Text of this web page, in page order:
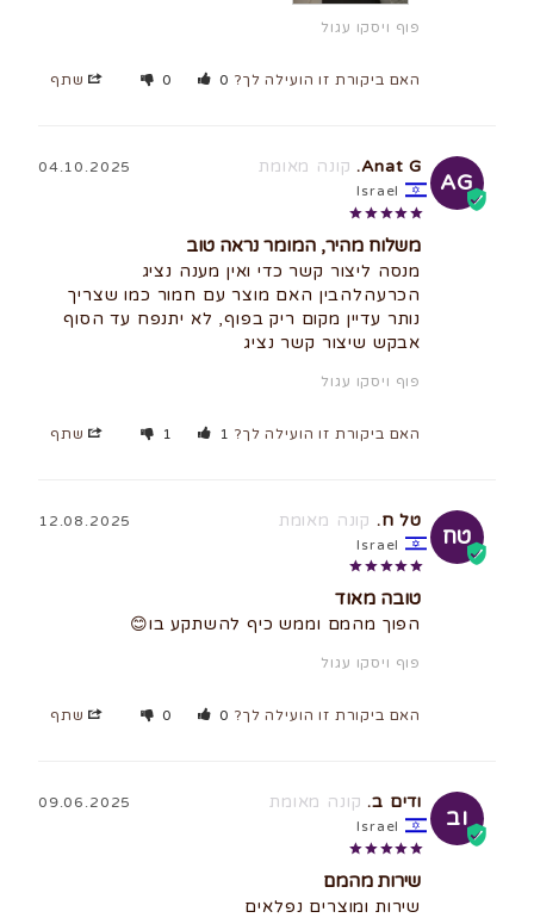
פוף ויסקו עגול
שתף האם ביקורת זו הועילה לך? 0
0
AG
04.10.2025 Anat G.
Israel
משלוח מהיר, המומר נראה טוב
נותר עדיין מקום ריק בפוף, לא יתנפח עד הסוף
אבקש שיצור קשר נציג
פוף ויסקו עגול
שתף האם ביקורת זו הועילה לך? 1
1
טח
12.08.2025 טל ח.
Israel
טובה מאוד
הפוך מהמם וממש כיף להשתקע בו😊
פוף ויסקו עגול
שתף האם ביקורת זו הועילה לך? 0
0
וב
09.06.2025 ודים ב.
Israel
שירות מהמם
שירות ומוצרים נפלאים